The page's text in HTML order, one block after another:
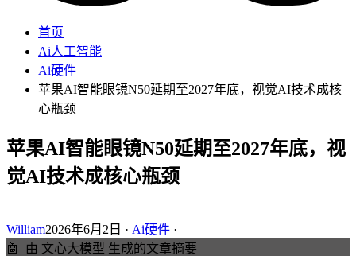
首页
Ai人工智能
Ai硬件
苹果AI智能眼镜N50延期至2027年底，视觉AI技术成核
心瓶颈
苹果AI智能眼镜N50延期至2027年底，视
觉AI技术成核心瓶颈
William2026年6月2日 · Ai硬件 ·
🤖
由 文心大模型 生成的文章摘要